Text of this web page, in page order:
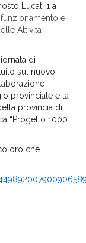
Lucati 1 a
e
Attività
di
sul nuovo
provinciale e la
provincia di
“Progetto 1000
che